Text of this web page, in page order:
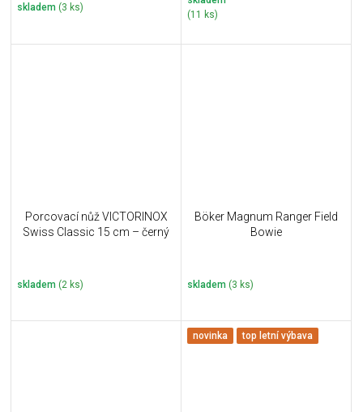
skladem (3 ks)
(11 ks)
Porcovací nůž VICTORINOX
Swiss Classic 15 cm – černý
skladem (2 ks)
Böker Magnum Ranger Field
Bowie
skladem (3 ks)
novinka top letní výbava